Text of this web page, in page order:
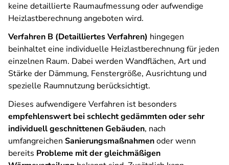
keine detaillierte Raumaufmessung oder aufwendige
Heizlastberechnung angeboten wird.
Verfahren B (Detailliertes Verfahren) hingegen
beinhaltet eine individuelle Heizlastberechnung für jeden
einzelnen Raum. Dabei werden Wandflächen, Art und
Stärke der Dämmung, Fenstergröße, Ausrichtung und
spezielle Raumnutzung berücksichtigt.
Dieses aufwendigere Verfahren ist besonders
empfehlenswert bei schlecht gedämmten oder sehr
individuell geschnittenen Gebäuden, nach
umfangreichen Sanierungsmaßnahmenoder wenn
bereits Probleme mit der gleichmäßigen